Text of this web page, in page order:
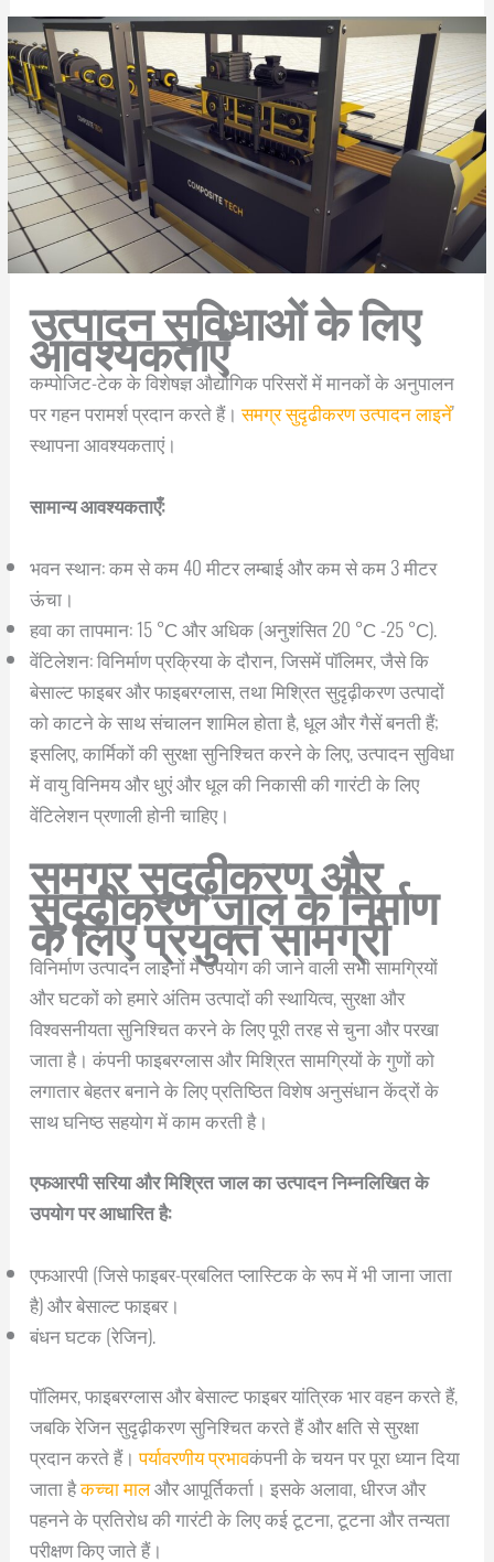
उत्पादन सुविधाओं के लिए
आवश्यकताएँ
कम्पोजिट-टेक के विशेषज्ञ औद्योगिक परिसरों में मानकों के अनुपालन
पर गहन परामर्श प्रदान करते हैं।समग्र सुदृढीकरण उत्पादन लाइनें'
स्थापना आवश्यकताएं।
सामान्य आवश्यकताएँ:
भवन स्थान: कम से कम 40 मीटर लम्बाई और कम से कम 3 मीटर
ऊंचा।
हवा का तापमान: 15 °С और अधिक (अनुशंसित 20 °С -25 °С).
वेंटिलेशन: विनिर्माण प्रक्रिया के दौरान, जिसमें पॉलिमर, जैसे कि
बेसाल्ट फाइबर और फाइबरग्लास, तथा मिश्रित सुदृढ़ीकरण उत्पादों
को काटने के साथ संचालन शामिल होता है, धूल और गैसें बनती हैं;
इसलिए, कार्मिकों की सुरक्षा सुनिश्चित करने के लिए, उत्पादन सुविधा
में वायु विनिमय और धुएं और धूल की निकासी की गारंटी के लिए
वेंटिलेशन प्रणाली होनी चाहिए।
समग्र सुदृढ़ीकरण और
सुदृढ़ीकरण जाल के निर्माण
के लिए प्रयुक्त सामग्री
विनिर्माण उत्पादन लाइनों में उपयोग की जाने वाली सभी सामग्रियों
और घटकों को हमारे अंतिम उत्पादों की स्थायित्व, सुरक्षा और
विश्वसनीयता सुनिश्चित करने के लिए पूरी तरह से चुना और परखा
जाता है। कंपनी फाइबरग्लास और मिश्रित सामग्रियों के गुणों को
लगातार बेहतर बनाने के लिए प्रतिष्ठित विशेष अनुसंधान केंद्रों के
साथ घनिष्ठ सहयोग में काम करती है।
एफआरपी सरिया और मिश्रित जाल का उत्पादन निम्नलिखित के
उपयोग पर आधारित है:
एफआरपी (जिसे फाइबर-प्रबलित प्लास्टिक के रूप में भी जाना जाता
है) और बेसाल्ट फाइबर।
बंधन घटक (रेजिन).
पॉलिमर, फाइबरग्लास और बेसाल्ट फाइबर यांत्रिक भार वहन करते हैं,
जबकि रेजिन सुदृढ़ीकरण सुनिश्चित करते हैं और क्षति से सुरक्षा
प्रदान करते हैं।पर्यावरणीय प्रभावकंपनी के चयन पर पूरा ध्यान दिया
जाता हैकच्चा मालऔर आपूर्तिकर्ता। इसके अलावा, धीरज और
पहनने के प्रतिरोध की गारंटी के लिए कई टूटना, टूटना और तन्यता
परीक्षण किए जाते हैं।